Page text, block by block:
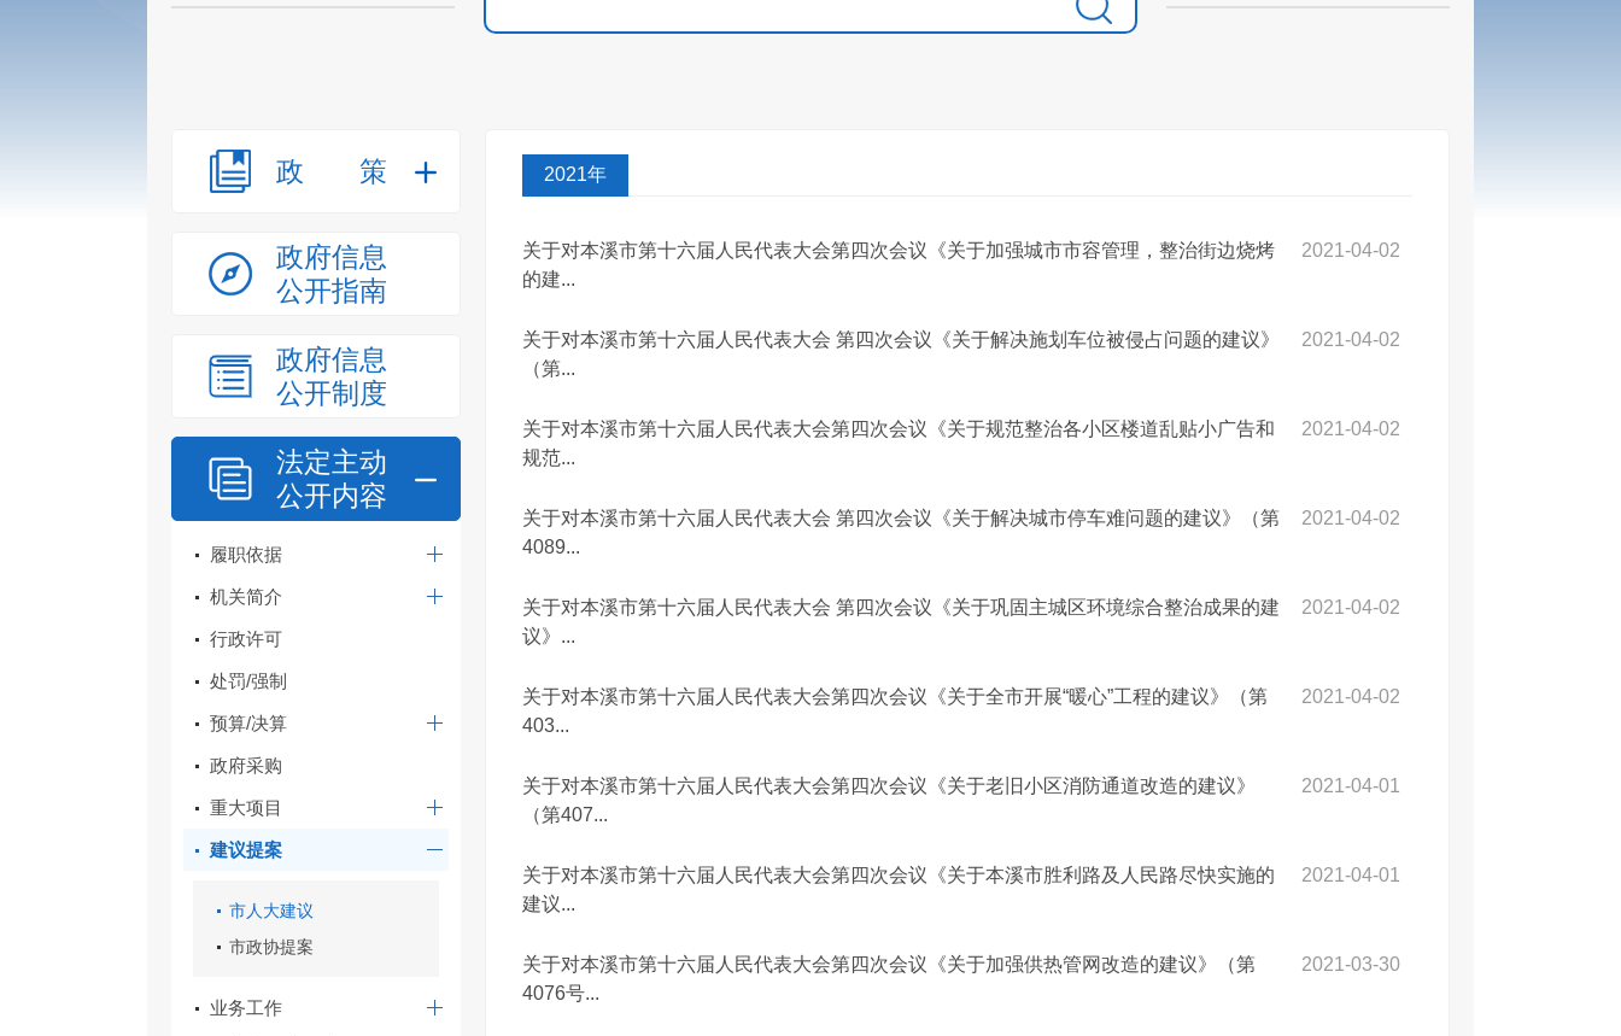
政策
政府信息
公开指南
政府信息
公开制度
法定主动
公开内容
履职依据
机关简介
行政许可
处罚/强制
预算/决算
政府采购
重大项目
建议提案
市人大建议
市政协提案
业务工作
2021年
2021-04-02
关于对本溪市第十六届人民代表大会第四次会议《关于加强城市市容管理，整治街边烧烤
的建...
2021-04-02
关于对本溪市第十六届人民代表大会 第四次会议《关于解决施划车位被侵占问题的建议》
（第...
2021-04-02
关于对本溪市第十六届人民代表大会第四次会议《关于规范整治各小区楼道乱贴小广告和
规范...
2021-04-02
关于对本溪市第十六届人民代表大会 第四次会议《关于解决城市停车难问题的建议》（第
4089...
2021-04-02
关于对本溪市第十六届人民代表大会 第四次会议《关于巩固主城区环境综合整治成果的建
议》...
2021-04-02
关于对本溪市第十六届人民代表大会第四次会议《关于全市开展“暖心”工程的建议》（第
403...
2021-04-01
关于对本溪市第十六届人民代表大会第四次会议《关于老旧小区消防通道改造的建议》
（第407...
2021-04-01
关于对本溪市第十六届人民代表大会第四次会议《关于本溪市胜利路及人民路尽快实施的
建议...
2021-03-30
关于对本溪市第十六届人民代表大会第四次会议《关于加强供热管网改造的建议》（第
4076号...